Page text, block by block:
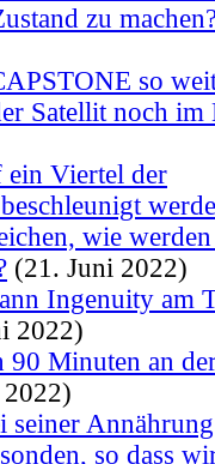
zu
so
Satellit noch im
ein Viertel der
wie
(21. Juni 2022)
Ingenuity am
2022)
Minuten an
seiner
so dass